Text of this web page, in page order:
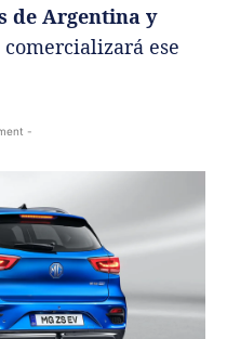
de Argentina y
ese
-